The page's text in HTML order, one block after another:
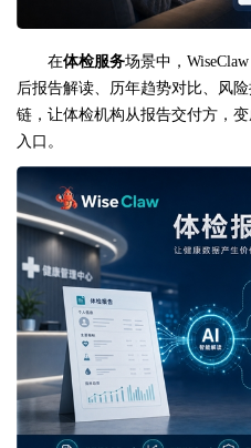
在体检服务场景中，
后报告解读、历年趋势对比、风
链，让体检机构从报告交付方，
入口。